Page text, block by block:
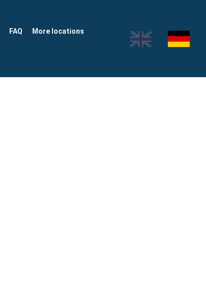
FAQ More locations